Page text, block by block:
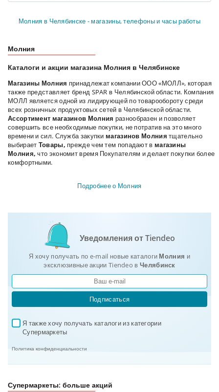
Молния в Челябинске - магазины, телефоны и часы работы
Молния
Каталоги и акции магазина Молния в Челябинске
Магазины Молния принадлежат компании ООО «МОЛЛ», которая
также представляет бренд SPAR в Челябинской области. Компания
МОЛЛ является одной из лидирующей по товарообороту среди
всех розничных продуктовых сетей в Челябинской области.
Ассортимент магазинов Молния разнообразен и позволяет
совершить все необходимые покупки, не потратив на это много
времени и сил. Служба закупки магазинов Молния тщательно
выбирает Товары, прежде чем тем попадают в магазины
Молния, что экономит время Покупателям и делает покупки более
комфортными.
Подробнее о Молния
Уведомления от Tiendeo
Я хочу получать по e-mail новые каталоги Молния и
эксклюзивные акции Tiendeo в Челябинск
Подписаться
Я также хочу получать каталоги из категории
Супермаркеты
Политика конфиденциальности
Супермаркеты: больше акций